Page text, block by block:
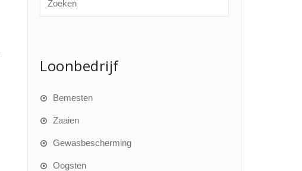
Loonbedrijf
Bemesten
Zaaien
Gewasbescherming
Oogsten